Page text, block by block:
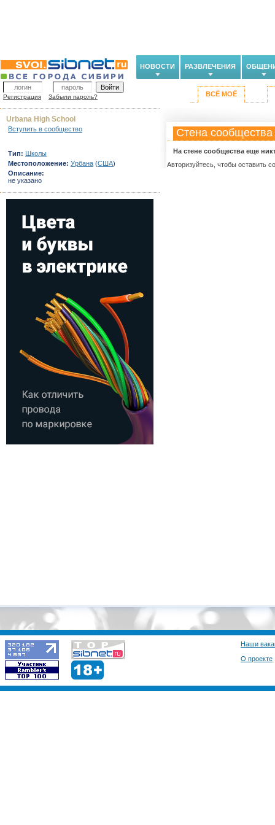
НОВОСТИ РАЗВЛЕЧЕНИЯ
Регистрация Забыли пароль? ВСЁ МОЁ
Стена сообщества
На стене сообщества еще
Авторизуйтесь, чтобы оставить
Urbana High School
Вступить в сообщество
Тип: Школы
Местоположение: Урбана (США)
Описание:
не указано
Наши
О проекте